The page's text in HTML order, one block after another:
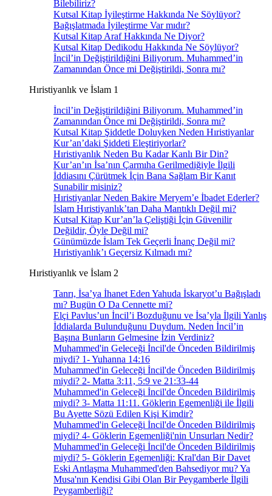
Bilebiliriz?
Kutsal Kitap İyileştirme Hakkında Ne Söylüyor?
Bağışlatmada İyileştirme Var mıdır?
Kutsal Kitap Araf Hakkında Ne Diyor?
Kutsal Kitap Dedikodu Hakkında Ne Söylüyor?
İncil’in Değiştirildiğini Biliyorum. Muhammed’in
Zamanından Önce mi Değiştirildi, Sonra mı?
Hıristiyanlık ve İslam 1
İncil’in Değiştirildiğini Biliyorum. Muhammed’in
Zamanından Önce mi Değiştirildi, Sonra mı?
Kutsal Kitap Şiddetle Doluyken Neden Hıristiyanlar
Kur’an’daki Şiddeti Eleştiriyorlar?
Hıristiyanlık Neden Bu Kadar Kanlı Bir Din?
Kur’an’ın İsa’nın Çarmıha Gerilmediğiyle İlgili
İddiasını Çürütmek İçin Bana Sağlam Bir Kanıt
Sunabilir misiniz?
Hıristiyanlar Neden Bakire Meryem’e İbadet Ederler?
İslam Hıristiyanlık’tan Daha Mantıklı Değil mi?
Kutsal Kitap Kur’an’la Çeliştiği İçin Güvenilir
Değildir, Öyle Değil mi?
Günümüzde İslam Tek Geçerli İnanç Değil mi?
Hıristiyanlık’ı Geçersiz Kılmadı mı?
Hıristiyanlık ve İslam 2
Tanrı, İsa’ya İhanet Eden Yahuda İskaryot’u Bağışladı
mı? Bugün O Da Cennette mi?
Elçi Pavlus’un İncil’i Bozduğunu ve İsa’yla İlgili Yanlış
İddialarda Bulunduğunu Duydum. Neden İncil’in
Başına Bunların Gelmesine İzin Verdiniz?
Muhammed'in Geleceği İncil'de Önceden Bildirilmiş
miydi? 1- Yuhanna 14:16
Muhammed'in Geleceği İncil'de Önceden Bildirilmiş
miydi? 2- Matta 3:11, 5:9 ve 21:33-44
Muhammed'in Geleceği İncil'de Önceden Bildirilmiş
miydi? 3- Matta 11:11. Göklerin Egemenliği ile İlgili
Bu Ayette Sözü Edilen Kişi Kimdir?
Muhammed'in Geleceği İncil'de Önceden Bildirilmiş
miydi? 4- Göklerin Egemenliği'nin Unsurları Nedir?
Muhammed'in Geleceği İncil'de Önceden Bildirilmiş
miydi? 5- Göklerin Egemenliği: Kral'dan Bir Davet
Eski Antlaşma Muhammed'den Bahsediyor mu? Ya
Musa'nın Kendisi Gibi Olan Bir Peygamberle İlgili
Peygamberliği?